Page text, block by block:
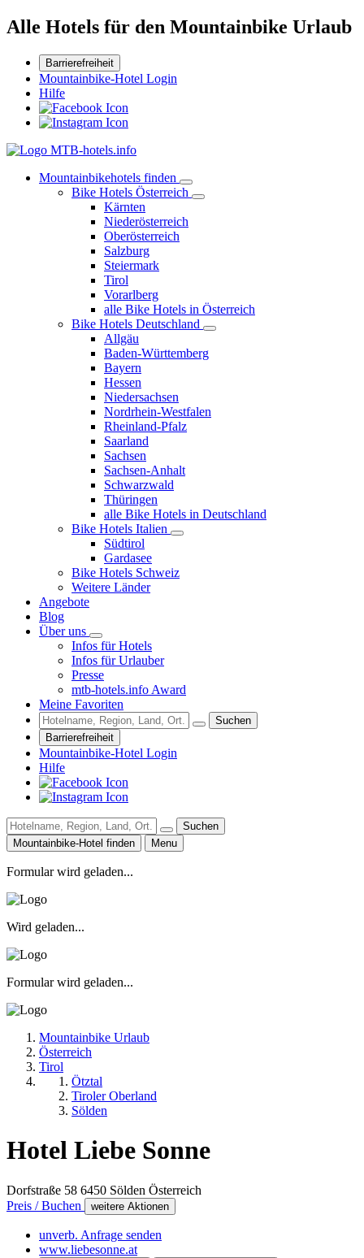
Alle Hotels für den Mountainbike Urlaub
Barrierefreiheit
Mountainbike-Hotel Login
Hilfe
Mountainbikehotels finden
Bike Hotels Österreich
Kärnten
Niederösterreich
Oberösterreich
Salzburg
Steiermark
Tirol
Vorarlberg
alle Bike Hotels in Österreich
Bike Hotels Deutschland
Allgäu
Baden-Württemberg
Bayern
Hessen
Niedersachsen
Nordrhein-Westfalen
Rheinland-Pfalz
Saarland
Sachsen
Sachsen-Anhalt
Schwarzwald
Thüringen
alle Bike Hotels in Deutschland
Bike Hotels Italien
Südtirol
Gardasee
Bike Hotels Schweiz
Weitere Länder
Angebote
Blog
Über uns
Infos für Hotels
Infos für Urlauber
Presse
mtb-hotels.info Award
Meine Favoriten
Suchen
Barrierefreiheit
Mountainbike-Hotel Login
Hilfe
Suchen
Mountainbike-Hotel finden
Menu
Formular wird geladen...
Wird geladen...
Formular wird geladen...
Mountainbike Urlaub
Österreich
Tirol
Ötztal
Tiroler Oberland
Sölden
Hotel Liebe Sonne
Dorfstraße 58 6450 Sölden Österreich
Preis / Buchen
weitere Aktionen
unverb. Anfrage senden
www.liebesonne.at